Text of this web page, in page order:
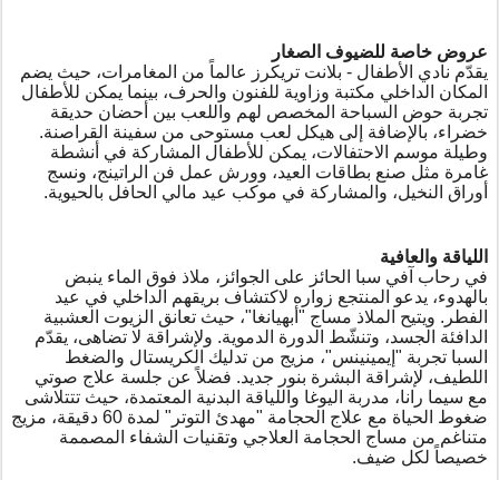
عروض خاصة للضيوف الصغار
يقدّم نادي الأطفال - بلانت تريكرز عالماً من المغامرات، حيث يضم
المكان الداخلي مكتبة وزاوية للفنون والحرف، بينما يمكن للأطفال
تجربة حوض السباحة المخصص لهم واللعب بين أحضان حديقة
خضراء، بالإضافة إلى هيكل لعب مستوحى من سفينة القراصنة.
وطيلة موسم الاحتفالات، يمكن للأطفال المشاركة في أنشطة
غامرة مثل صنع بطاقات العيد، وورش عمل فن الراتينج، ونسج
أوراق النخيل، والمشاركة في موكب عيد مالي الحافل بالحيوية.
اللياقة والعافية
في رحاب آفي سبا الحائز على الجوائز، ملاذ فوق الماء ينبض
بالهدوء، يدعو المنتجع زواره لاكتشاف بريقهم الداخلي في عيد
الفطر. ويتيح الملاذ مساج "أبهيانغا"، حيث تعانق الزيوت العشبية
الدافئة الجسد، وتنشّط الدورة الدموية. ولإشراقة لا تضاهى، يقدّم
السبا تجربة "إيمينينس"، مزيج من تدليك الكريستال والضغط
اللطيف، لإشراقة البشرة بنور جديد. فضلاً عن جلسة علاج صوتي
مع سيما رانا، مدربة اليوغا واللياقة البدنية المعتمدة، حيث تتتلاشى
ضغوط الحياة مع علاج الحجامة "مهدئ التوتر" لمدة 60 دقيقة، مزيج
متناغم من مساج الحجامة العلاجي وتقنيات الشفاء المصممة
خصيصاً لكل ضيف.